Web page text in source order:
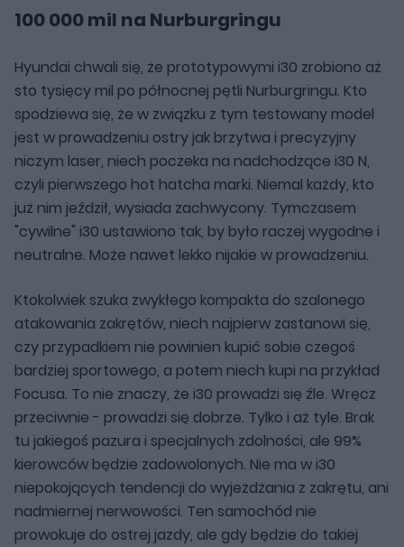
100 000 mil na Nurburgringu
Hyundai chwali się, że prototypowymi i30 zrobiono aż
sto tysięcy mil po północnej pętli Nurburgringu. Kto
spodziewa się, że w związku z tym testowany model
jest w prowadzeniu ostry jak brzytwa i precyzyjny
niczym laser, niech poczeka na nadchodzące i30 N,
czyli pierwszego hot hatcha marki. Niemal każdy, kto
już nim jeździł, wysiada zachwycony. Tymczasem
"cywilne" i30 ustawiono tak, by było raczej wygodne i
neutralne. Może nawet lekko nijakie w prowadzeniu.
Ktokolwiek szuka zwykłego kompakta do szalonego
atakowania zakrętów, niech najpierw zastanowi się,
czy przypadkiem nie powinien kupić sobie czegoś
bardziej sportowego, a potem niech kupi na przykład
Focusa. To nie znaczy, że i30 prowadzi się źle. Wręcz
przeciwnie - prowadzi się dobrze. Tylko i aż tyle. Brak
tu jakiegoś pazura i specjalnych zdolności, ale 99%
kierowców będzie zadowolonych. Nie ma w i30
niepokojących tendencji do wyjeżdżania z zakrętu, ani
nadmiernej nerwowości. Ten samochód nie
prowokuje do ostrej jazdy, ale gdy będzie do takiej